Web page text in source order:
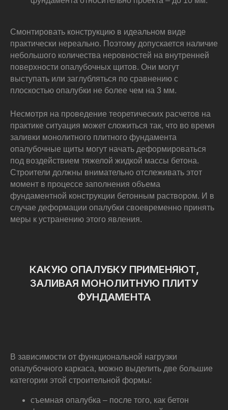
Смонтировать конструкцию в идеальном виде
практически нереально. Поэтому допускается наличие
небольшого количества неровностей на внутренней
поверхности опалубочных щитов. Они могут
выступать или заглубляться по сравнению с
плоскостью опалубки не более чем на 3 мм.
Несмотря на проведение теоретических расчетов на
практике ситуация может сложиться так, что во время
заливки монолитного плитного фундамента
опалубочные щиты могут начать деформироваться
под воздействием тяжелой жидкой массы бетона.
Строители должны внимательно отслеживать этот
момент в процессе заполнения объема
фундаментной конструкции бетонным раствором. И в
случае деформации опалубки своевременно принять
меры к устранению этого явления.
КАКУЮ ОПАЛУБКУ ПРИМЕНЯЮТ,
ЗАЛИВАЯ МОНОЛИТНУЮ ПЛИТУ
ФУНДАМЕНТА
В зависимости от функциональной нагрузки
опалубочного каркаса, можно выделить две большие
категории этой строительной формы:
съемная опалубка – после того, как бетон